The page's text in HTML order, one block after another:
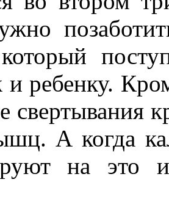
ребенку.
свертывания
А когда
на это и